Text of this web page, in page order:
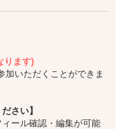
ります)
いただくことができま
さい】
ール確認・編集が可能